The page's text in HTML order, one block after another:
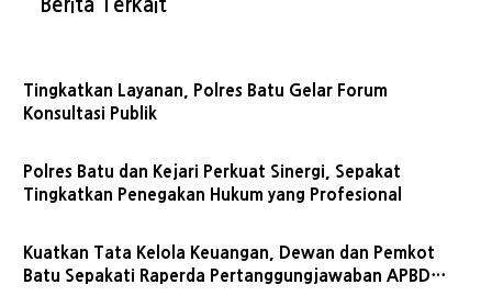
Berita Terkait
Tingkatkan Layanan, Polres Batu Gelar Forum
Konsultasi Publik
Polres Batu dan Kejari Perkuat Sinergi, Sepakat
Tingkatkan Penegakan Hukum yang Profesional
Kuatkan Tata Kelola Keuangan, Dewan dan Pemkot
Batu Sepakati Raperda Pertanggungjawaban APBD